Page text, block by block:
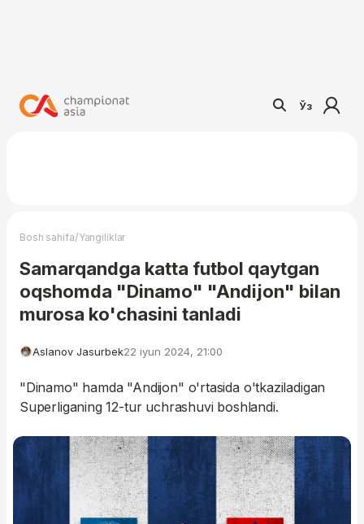
Ўз
Bosh sahifa/Yangiliklar
Samarqandga katta futbol qaytgan
oqshomda "Dinamo" "Andijon" bilan
murosa ko'chasini tanladi
Aslanov Jasurbek22 iyun 2024, 21:00
"Dinamo" hamda "Andijon" o'rtasida o'tkaziladigan
Superliganing 12-tur uchrashuvi boshlandi.